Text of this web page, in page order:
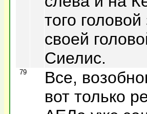
того
своей
Сиелис.
79
Все,
вот только